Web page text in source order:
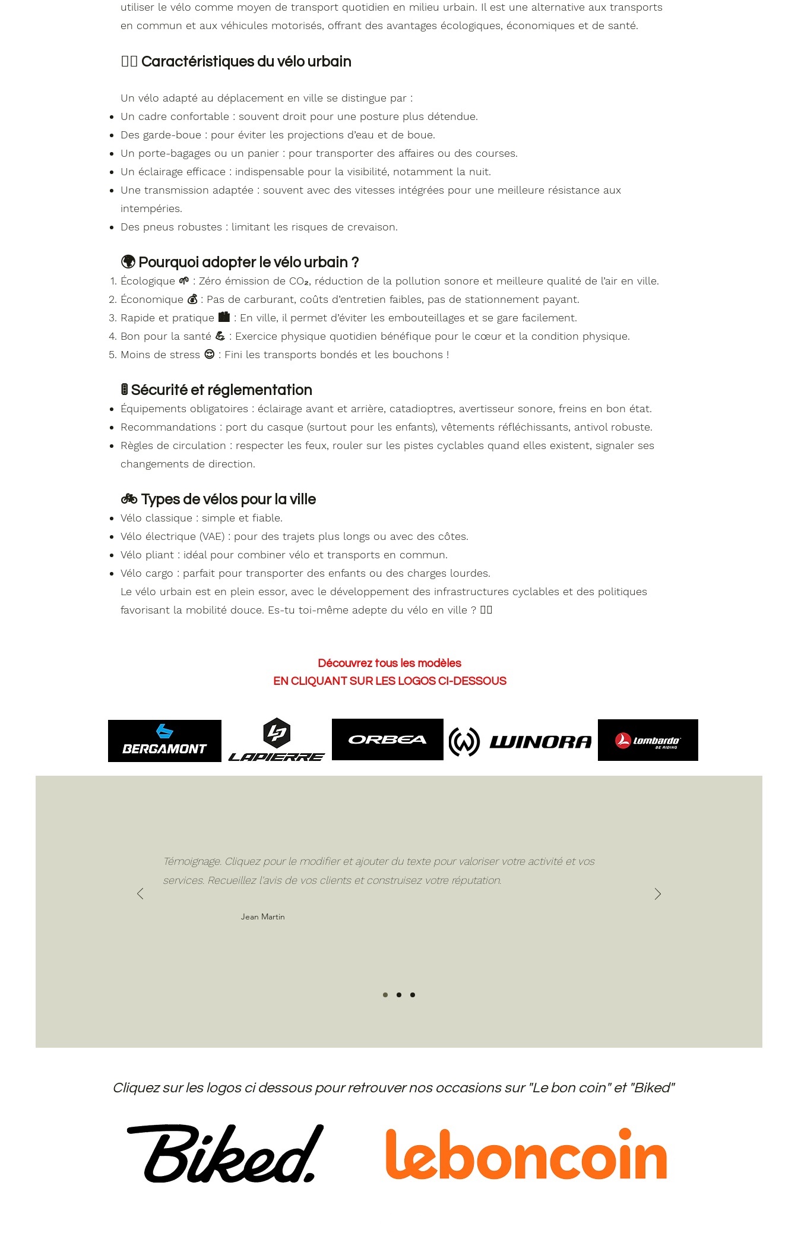
utiliser le vélo comme moyen de transport quotidien en milieu urbain. Il est une alternative aux transports
en commun et aux véhicules motorisés, offrant des avantages écologiques, économiques et de santé.
🚴‍♂️ Caractéristiques du vélo urbain
Un vélo adapté au déplacement en ville se distingue par :
Un cadre confortable : souvent droit pour une posture plus détendue.
Des garde-boue : pour éviter les projections d’eau et de boue.
Un porte-bagages ou un panier : pour transporter des affaires ou des courses.
Un éclairage efficace : indispensable pour la visibilité, notamment la nuit.
Une transmission adaptée : souvent avec des vitesses intégrées pour une meilleure résistance aux
intempéries.
Des pneus robustes : limitant les risques de crevaison.
🌍 Pourquoi adopter le vélo urbain ?
Écologique 🌱 : Zéro émission de CO₂, réduction de la pollution sonore et meilleure qualité de l’air en ville.
Économique 💰 : Pas de carburant, coûts d’entretien faibles, pas de stationnement payant.
Rapide et pratique 🏙 : En ville, il permet d’éviter les embouteillages et se gare facilement.
Bon pour la santé 💪 : Exercice physique quotidien bénéfique pour le cœur et la condition physique.
Moins de stress 😌 : Fini les transports bondés et les bouchons !
🚦 Sécurité et réglementation
Équipements obligatoires : éclairage avant et arrière, catadioptres, avertisseur sonore, freins en bon état.
Recommandations : port du casque (surtout pour les enfants), vêtements réfléchissants, antivol robuste.
Règles de circulation : respecter les feux, rouler sur les pistes cyclables quand elles existent, signaler ses
changements de direction.
🚲 Types de vélos pour la ville
Vélo classique : simple et fiable.
Vélo électrique (VAE) : pour des trajets plus longs ou avec des côtes.
Vélo pliant : idéal pour combiner vélo et transports en commun.
Vélo cargo : parfait pour transporter des enfants ou des charges lourdes.
Le vélo urbain est en plein essor, avec le développement des infrastructures cyclables et des politiques
favorisant la mobilité douce. Es-tu toi-même adepte du vélo en ville ? 🚴‍♀️
Découvrez tous les modèles
EN CLIQUANT SUR LES LOGOS CI-DESSOUS
Témoignage. Cliquez pour le modifier et ajouter du texte pour valoriser votre activité et vos
services. Recueillez l'avis de vos clients et construisez votre réputation.
Jean Martin
Cliquez sur les logos ci dessous pour retrouver nos occasions sur "Le bon coin" et "Biked"